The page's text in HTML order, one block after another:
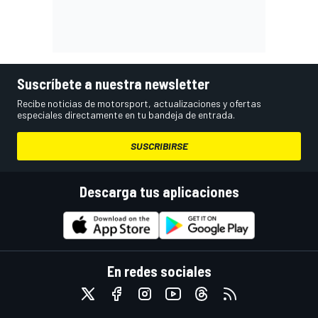
Suscríbete a nuestra newsletter
Recibe noticias de motorsport, actualizaciones y ofertas
especiales directamente en tu bandeja de entrada.
SUSCRIBIRSE
Descarga tus aplicaciones
En redes sociales